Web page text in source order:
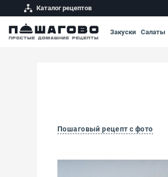
Каталог рецептов
Закуски Салаты
Пошаговый рецепт с фото